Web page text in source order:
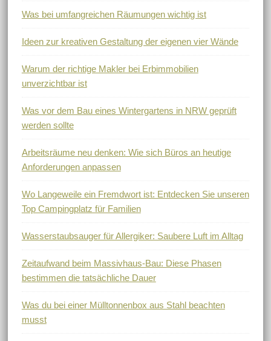
Was bei umfangreichen Räumungen wichtig ist
Ideen zur kreativen Gestaltung der eigenen vier Wände
Warum der richtige Makler bei Erbimmobilien
unverzichtbar ist
Was vor dem Bau eines Wintergartens in NRW geprüft
werden sollte
Arbeitsräume neu denken: Wie sich Büros an heutige
Anforderungen anpassen
Wo Langeweile ein Fremdwort ist: Entdecken Sie unseren
Top Campingplatz für Familien
Wasserstaubsauger für Allergiker: Saubere Luft im Alltag
Zeitaufwand beim Massivhaus-Bau: Diese Phasen
bestimmen die tatsächliche Dauer
Was du bei einer Mülltonnenbox aus Stahl beachten
musst